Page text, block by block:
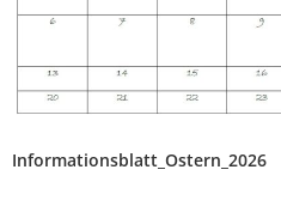
Informationsblatt_Ostern_2026